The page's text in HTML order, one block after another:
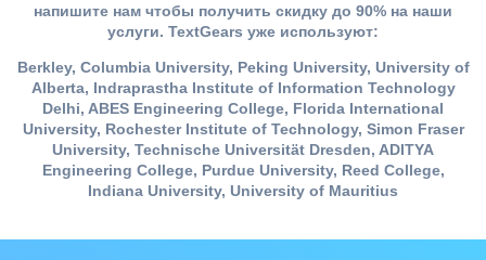
напишите нам чтобы получить скидку до 90% на наши
услуги. TextGears уже используют:
Berkley, Columbia University, Peking University, University of
Alberta, Indraprastha Institute of Information Technology
Delhi, ABES Engineering College, Florida International
University, Rochester Institute of Technology, Simon Fraser
University, Technische Universität Dresden, ADITYA
Engineering College, Purdue University, Reed College,
Indiana University, University of Mauritius